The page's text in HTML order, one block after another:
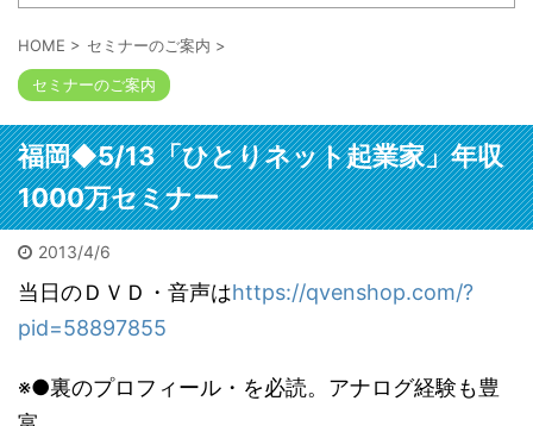
2025/12/11
野克己20250910セミナ
ー東京神田
2026/7/3
収1億(ひとりで)の友人
ビックリです。15年ぶり
不動産業を1人でやって
催の
連発！質
。主催の
の大家業
収入1億
。その経
は以下コ
欄に
恥知らず勘違
い野郎淑女約
120人が出版企
画書と概要
を。本の出版
考える人には
参考になるで
しょう。自信
版の時に言わ
れました。
出せるならと
トップ。ビニ
ール袋に包ま
れた遺体は担
架で運ばれた
が、大変な迷
に遅延他の影
響が。目撃者
しまった。男
HOME > セミナーのご案内 >
セミナーのご案内
福岡◆5/13「ひとりネット起業家」年収
1000万セミナー
2013/4/6
当日のＤＶＤ・音声はhttps://qvenshop.com/?
pid=58897855
※●裏のプロフィール・を必読。アナログ経験も豊